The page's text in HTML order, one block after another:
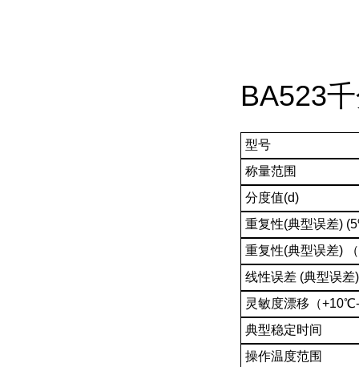
BA523
型号
称量范围
分度值(d)
重复性(典型误差)
重复性(典型误差)
线性误差 (典型误差)
灵敏度漂移（
典型稳定时间
操作温度范围